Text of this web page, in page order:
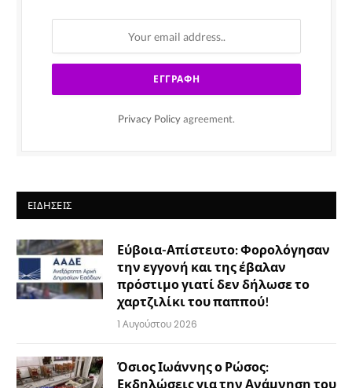
Privacy Policy agreement.
ΕΙΔΉΣΕΙΣ
Εύβοια-Απίστευτο: Φορολόγησαν
την εγγονή και της έβαλαν
πρόστιμο γιατί δεν δήλωσε το
χαρτζιλίκι του παππού!
1 Αυγούστου 2026
Όσιος Ιωάννης ο Ρώσος:
Εκδηλώσεις για την Ανάμνηση του